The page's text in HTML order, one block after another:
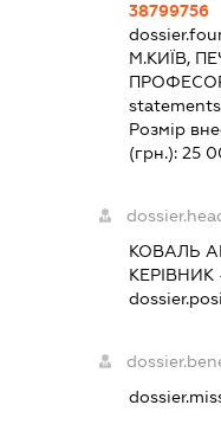
38799756
М.КИЇВ,
Розмір
(грн.): 25
КОВАЛЬ
КЕРІВНИК